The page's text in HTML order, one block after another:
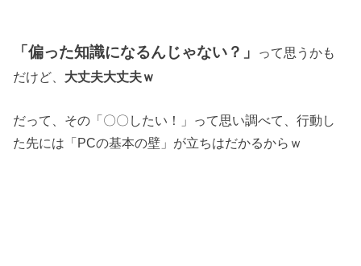
「偏った知識になるんじゃない？」
って思うかも
だけど、 大丈夫大丈夫ｗ
だって、その「〇〇したい！」って思い調べて、行動し
た先には「PCの基本の壁」が立ちはだかるからｗ